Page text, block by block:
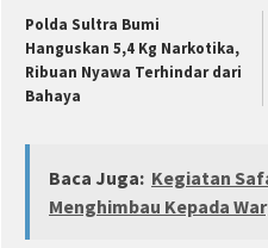
Polda Sultra Bumi
Hanguskan 5,4 Kg Narkotika,
Ribuan Nyawa Terhindar dari
Bahaya
Baca Juga: Kegiatan
Menghimbau Kepada